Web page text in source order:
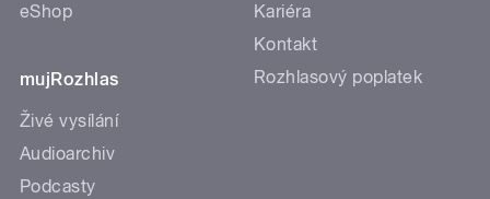
eShop
mujRozhlas
Živé vysílání
Audioarchiv
Podcasty
Kariéra
Kontakt
Rozhlasový poplatek